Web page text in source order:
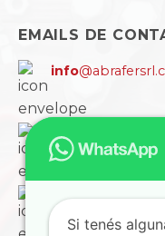
EMAILS DE
info
ventas
cobranzas
y comprobantes
Si tenés